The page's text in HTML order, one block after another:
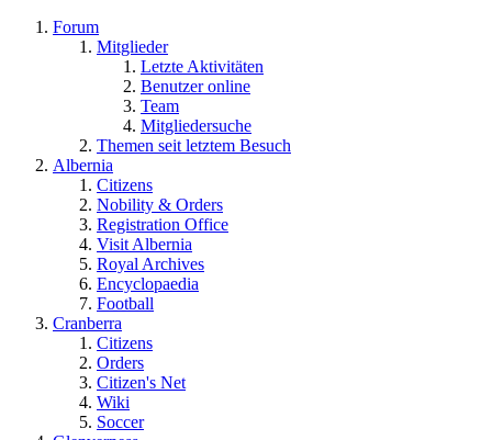
Forum
Mitglieder
Letzte Aktivitäten
Benutzer online
Team
Mitgliedersuche
Themen seit letztem Besuch
Albernia
Citizens
Nobility & Orders
Registration Office
Visit Albernia
Royal Archives
Encyclopaedia
Football
Cranberra
Citizens
Orders
Citizen's Net
Wiki
Soccer